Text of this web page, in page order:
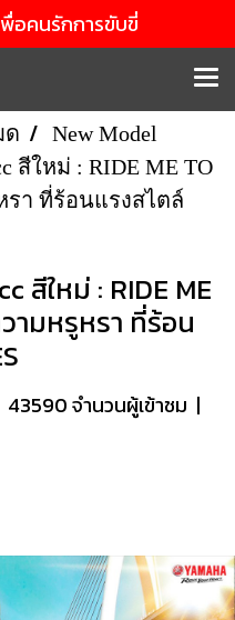
พื่อคนรักการขับขี่
ด
New Model
สีใหม่ : RIDE ME TO
า ที่ร้อนแรงสไตล์
สีใหม่ : RIDE ME
ามหรูหรา ที่ร้อน
43590 จำนวนผู้เข้าชม |